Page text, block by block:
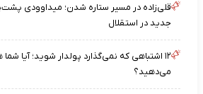
قلی‌زاده در مسیر ستاره شدن؛ میداوودی
جدید در استقلال
۱۲ اشتباهی که نمی‌گذارد پولدار شوید؛ آیا
می‌دهید؟